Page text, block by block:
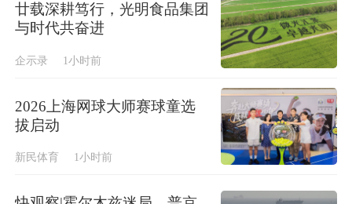
廿载深耕笃行，光明食品集团
与时代共奋进
企示录 1小时前
2026上海网球大师赛球童选
拔启动
新民体育 1小时前